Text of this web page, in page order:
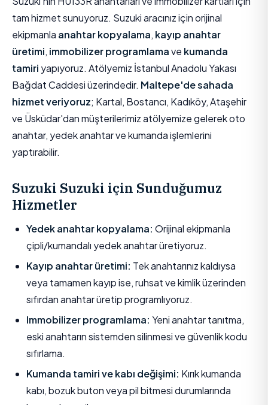
tam hizmet sunuyoruz. Suzuki aracınız için orijinal
ekipmanla anahtar kopyalama, kayıp anahtar
üretimi, immobilizer programlamave kumanda
tamiri yapıyoruz. Atölyemiz İstanbul Anadolu Yakası
Bağdat Caddesi üzerindedir. Maltepe'de sahada
hizmet veriyoruz; Kartal, Bostancı, Kadıköy, Ataşehir
ve Üsküdar'dan müşterilerimiz atölyemize gelerek oto
anahtar, yedek anahtar ve kumanda işlemlerini
yaptırabilir.
Suzuki Suzuki için Sunduğumuz
Hizmetler
Yedek anahtar kopyalama: Orijinal ekipmanla
çipli/kumandalı yedek anahtar üretiyoruz.
Kayıp anahtar üretimi: Tek anahtarınız kaldıysa
veya tamamen kayıp ise, ruhsat ve kimlik üzerinden
sıfırdan anahtar üretip programlıyoruz.
Immobilizer programlama: Yeni anahtar tanıtma,
eski anahtarın sistemden silinmesi ve güvenlik kodu
sıfırlama.
Kumanda tamiri ve kabı değişimi: Kırık kumanda
kabı, bozuk buton veya pil bitmesi durumlarında